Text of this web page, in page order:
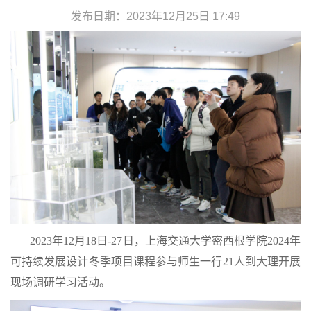
发布日期：2023年12月25日 17:49
2023年12月18日-27日，上海交通大学密西根学院2024年
可持续发展设计冬季项目课程参与师生一行21人到大理开展
现场调研学习活动。